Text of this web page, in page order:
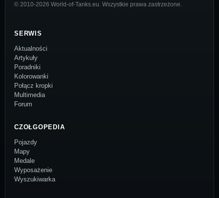
© 2010-2026 World-of-Tanks.eu. Wszystkie prawa zastrzeżone.
SERWIS
Aktualności
Artykuły
Poradniki
Kolorowanki
Połącz kropki
Multimedia
Forum
CZOŁGOPEDIA
Pojazdy
Mapy
Medale
Wyposażenie
Wyszukiwarka